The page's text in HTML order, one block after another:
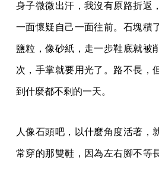
身子微微出汗，我沒有原路折返
一面懷疑自己一面往前。石塊積
鹽粒，像砂紙，走一步鞋底就被
次，手掌就要用光了。路不長，
到什麼都不剩的一天。
人像石頭吧，以什麼角度活著，
常穿的那雙鞋，因為左右腳不等